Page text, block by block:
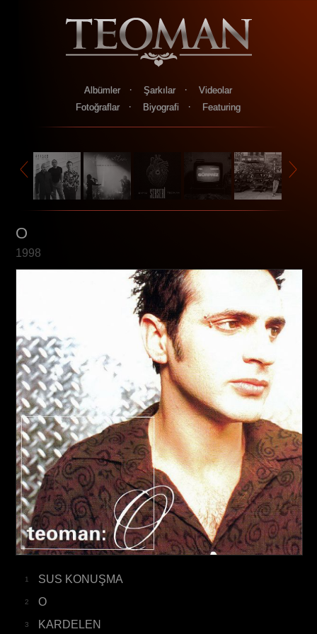
Albümler · Şarkılar ·
Videolar
Fotoğraflar
· Biyografi · Featuring
O
1998
1 SUS KONUŞMA
2 O
3 KARDELEN